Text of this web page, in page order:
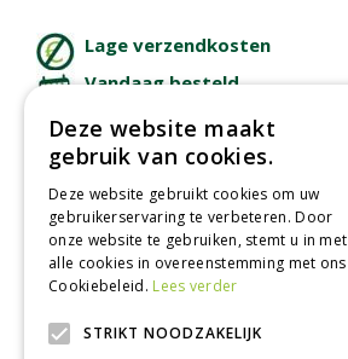
Lage verzendkosten
Vandaag besteld
Afhalen in tuincentrum
Betaal veilig
met iDeal - Wero
Deze website maakt
gebruik van cookies.
Deze website gebruikt cookies om uw
gebruikerservaring te verbeteren. Door
onze website te gebruiken, stemt u in met
alle cookies in overeenstemming met ons
Cookiebeleid. Lees verder
STRIKT NOODZAKELIJK